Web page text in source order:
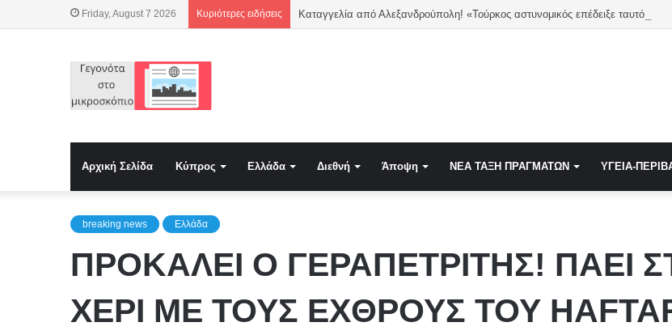
Friday, August 7 2026 Κυριότερες ειδήσεις
Αρχική Σελίδα Κύπρος Ελλάδα Διεθνή Άποψη NEA TAΞΗ ΠΡΑΓΜΑΤΩΝ ΥΓΕΙΑ-
breaking news Ελλάδα
ΠΡΟΚΑΛΕΙ Ο ΓΕΡΑΠΕΤΡΙΤΗΣ! ΠΑΕΙ
ΧΕΡΙ ΜΕ ΤΟΥΣ ΕΧΘΡΟΥΣ ΤΟΥ